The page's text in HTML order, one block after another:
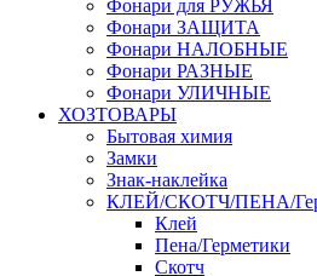
Фонари для РУЖЬЯ
Фонари ЗАЩИТА
Фонари НАЛОБНЫЕ
Фонари РАЗНЫЕ
Фонари УЛИЧНЫЕ
ХОЗТОВАРЫ
Бытовая химия
Замки
Знак-наклейка
КЛЕЙ/СКОТЧ/ПЕНА/
Клей
Пена/Герметики
Скотч